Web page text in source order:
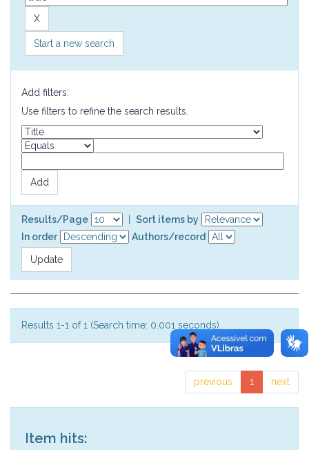
Start a new search
Add filters:
Use filters to refine the search results.
Results/Page
Sort items by
In order
Authors/record
Results 1-1 of 1 (Search time: 0.001 seconds).
previous 1 next
Item hits: